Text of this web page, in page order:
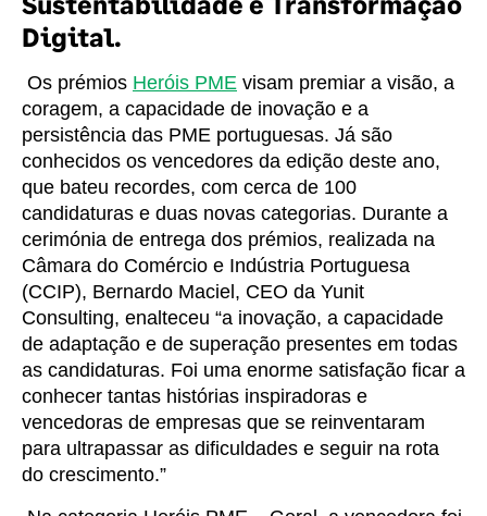
Digital.
Os prémios Heróis PME visam premiar a visão, a
coragem, a capacidade de inovação e a
persistência das PME portuguesas. Já são
conhecidos os vencedores da edição deste ano,
que bateu recordes, com cerca de 100
candidaturas e duas novas categorias. Durante a
cerimónia de entrega dos prémios, realizada na
Câmara do Comércio e Indústria Portuguesa
(CCIP), Bernardo Maciel, CEO da Yunit
Consulting, enalteceu “a inovação, a capacidade
de adaptação e de superação presentes em todas
as candidaturas. Foi uma enorme satisfação ficar a
conhecer tantas histórias inspiradoras e
vencedoras de empresas que se reinventaram
para ultrapassar as dificuldades e seguir na rota
do crescimento.”